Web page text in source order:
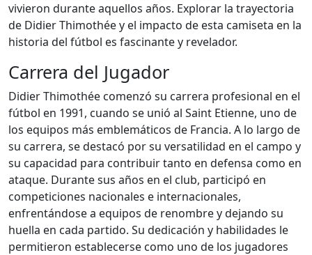
vivieron durante aquellos años. Explorar la trayectoria
de Didier Thimothée y el impacto de esta camiseta en la
historia del fútbol es fascinante y revelador.
Carrera del Jugador
Didier Thimothée comenzó su carrera profesional en el
fútbol en 1991, cuando se unió al Saint Etienne, uno de
los equipos más emblemáticos de Francia. A lo largo de
su carrera, se destacó por su versatilidad en el campo y
su capacidad para contribuir tanto en defensa como en
ataque. Durante sus años en el club, participó en
competiciones nacionales e internacionales,
enfrentándose a equipos de renombre y dejando su
huella en cada partido. Su dedicación y habilidades le
permitieron establecerse como uno de los jugadores